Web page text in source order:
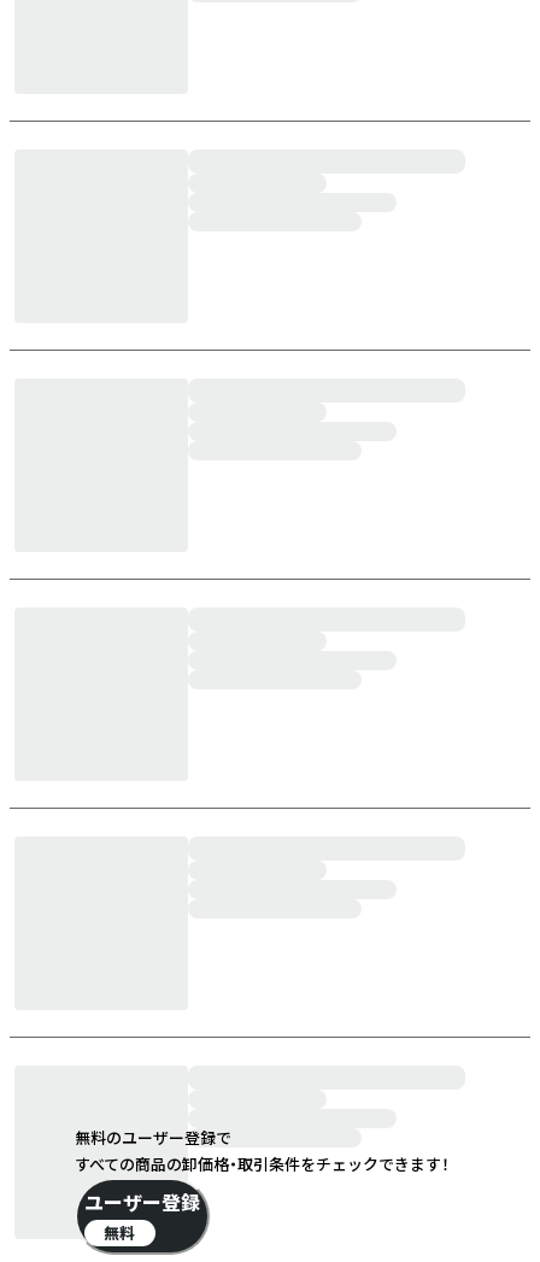
無料のユーザー登録で
すべての商品の卸価格・取引条件をチェックできます！
ユーザー登録
無料